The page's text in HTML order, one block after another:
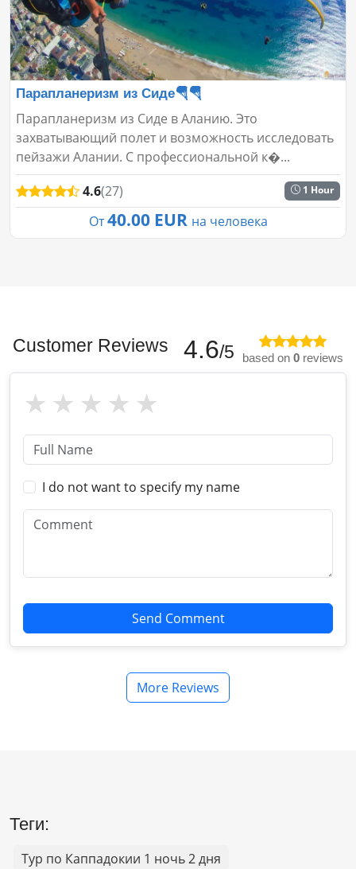
Парапланеризм из Сиде🪂🪂
Парапланеризм из Сиде в Аланию. Это
захватывающий полет и возможность исследовать
пейзажи Алании. С профессиональной к�...
4.6(27) 1 Hour
От 40.00 EUR на человека
Customer Reviews 4.6/5 based on 0 reviews
I do not want to specify my name
Send Comment
More Reviews
Теги:
Тур по Каппадокии 1 ночь 2 дня